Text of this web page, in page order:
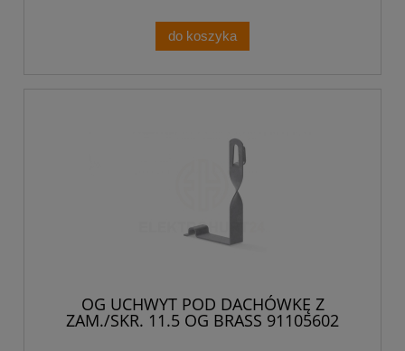
do koszyka
OG UCHWYT POD DACHÓWKĘ Z
ZAM./SKR. 11.5 OG BRASS 91105602